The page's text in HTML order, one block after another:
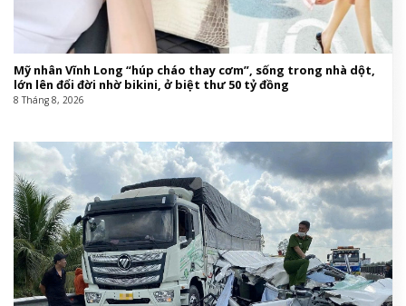
Mỹ nhân Vĩnh Long “húp cháo thay cơm”, sống trong nhà dột,
lớn lên đổi đời nhờ bikini, ở biệt thư 50 tỷ đồng
8 Tháng 8, 2026